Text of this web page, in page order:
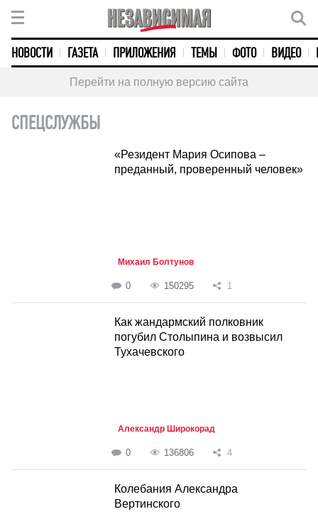
НОВОСТИ ГАЗЕТА ПРИЛОЖЕНИЯ ТЕМЫ ФОТО ВИДЕО
Перейти на полную версию сайта
СПЕЦСЛУЖБЫ
«Резидент Мария Осипова –
преданный, проверенный человек»
Михаил Болтунов
0 150295 1
Как жандармский полковник
погубил Столыпина и возвысил
Тухачевского
Александр Широкорад
0 136806 4
Колебания Александра
Вертинского